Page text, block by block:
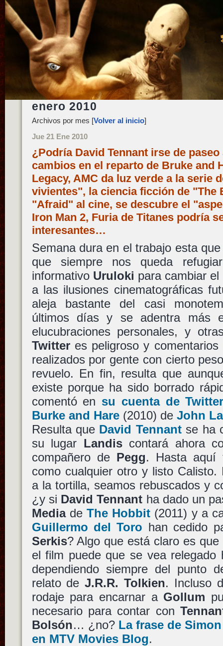
enero 2010
Archivos por mes [Volver al inicio]
Jue 21 Ene 2010
¿Podría David Tennant irse de
cambios en el reparto de Bruke and
Legacy, AMC da luz verde a la serie
vivientes", la ciencia ficción de "The
"Afraid" al cine, se descubre el
Iron Man 2, Furia de Titanes podría
interesantes…
Semana dura en el trabajo esta
que siempre nos queda
informativo Uruloki para cambiar
a las ilusiones cinematográficas
aleja bastante del casi
últimos días y se adentra más
elucubraciones personales, y
Twitteres peligroso y comentarios
realizados por gente con cierto
revuelo. En fin, resulta que
existe porque ha sido borrado
comentó en su cuenta de
Burke and Hare(2010) de John
Resulta que David Tennantse ha
su lugar Landiscontará ahora
compañero de Pegg. Hasta aquí
como cualquier otro y listo Calisto.
a la tortilla, seamos rebuscados y
¿y si David Tennant ha dado un
Mediade The Hobbit (2011) y a
Guillermo del Toro han cedido
Serkis? Algo que está claro es
el film puede que se vea relegado
dependiendo siempre del punto
relato deJ.R.R. Tolkien. Incluso
rodaje para encarnar a Gollum
necesario para contar con
Bolsón… ¿no? La frase de
en MTV Movies Blog.